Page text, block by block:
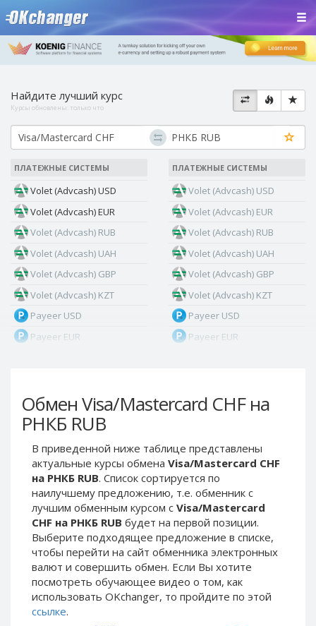
Обмен Visa/Mastercard CHF на
РНКБ RUB
В приведенной ниже таблице представлены
актуальные курсы обмена Visa/Mastercard CHF
на РНКБ RUB. Список сортируется по
наилучшему предложению, т.е. обменник с
лучшим обменным курсом с Visa/Mastercard
CHF на РНКБ RUB будет на первой позиции.
Выберите подходящее предложение в списке,
чтобы перейти на сайт обменника электронных
валют и совершить обмен. Если Вы хотите
посмотреть обучающее видео о том, как
использовать OKchanger, то пройдите по этой
ссылке.
Найдите лучший курс
Курсы обновлены: только что
ПЛАТЕЖНЫЕ СИСТЕМЫ
Volet (Advcash) USD
Volet (Advcash) EUR
Volet (Advcash) RUB
Volet (Advcash) UAH
Volet (Advcash) GBP
Volet (Advcash) KZT
Payeer USD
Payeer EUR
Payeer Tether ERC20
(USDT)
Payeer UAH
ЮMoney RUB
ЮMoney KZT
PayPal USD
PayPal EUR
PayPal GBP
PayPal CAD
PayPal AUD
PayPal RUB
PayPal CZK
ПЛАТЕЖНЫЕ СИСТЕМЫ
Volet (Advcash) USD
Volet (Advcash) EUR
Volet (Advcash) RUB
Volet (Advcash) UAH
Volet (Advcash) GBP
Volet (Advcash) KZT
Payeer USD
Payeer EUR
Payeer Tether ERC20
(USDT)
ЮMoney RUB
PayPal USD
PayPal EUR
PayPal GBP
PayPal CAD
PayPal AUD
PayPal RUB